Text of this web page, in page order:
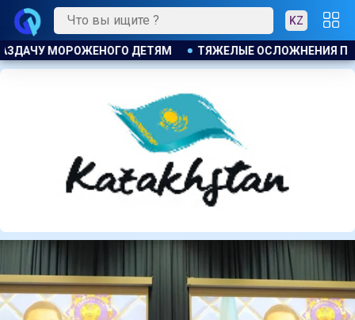
KZ
ПОСЛЕ ЛИПОСАКЦИИ ПРИВЕЛИ К ГРОМКОМУ